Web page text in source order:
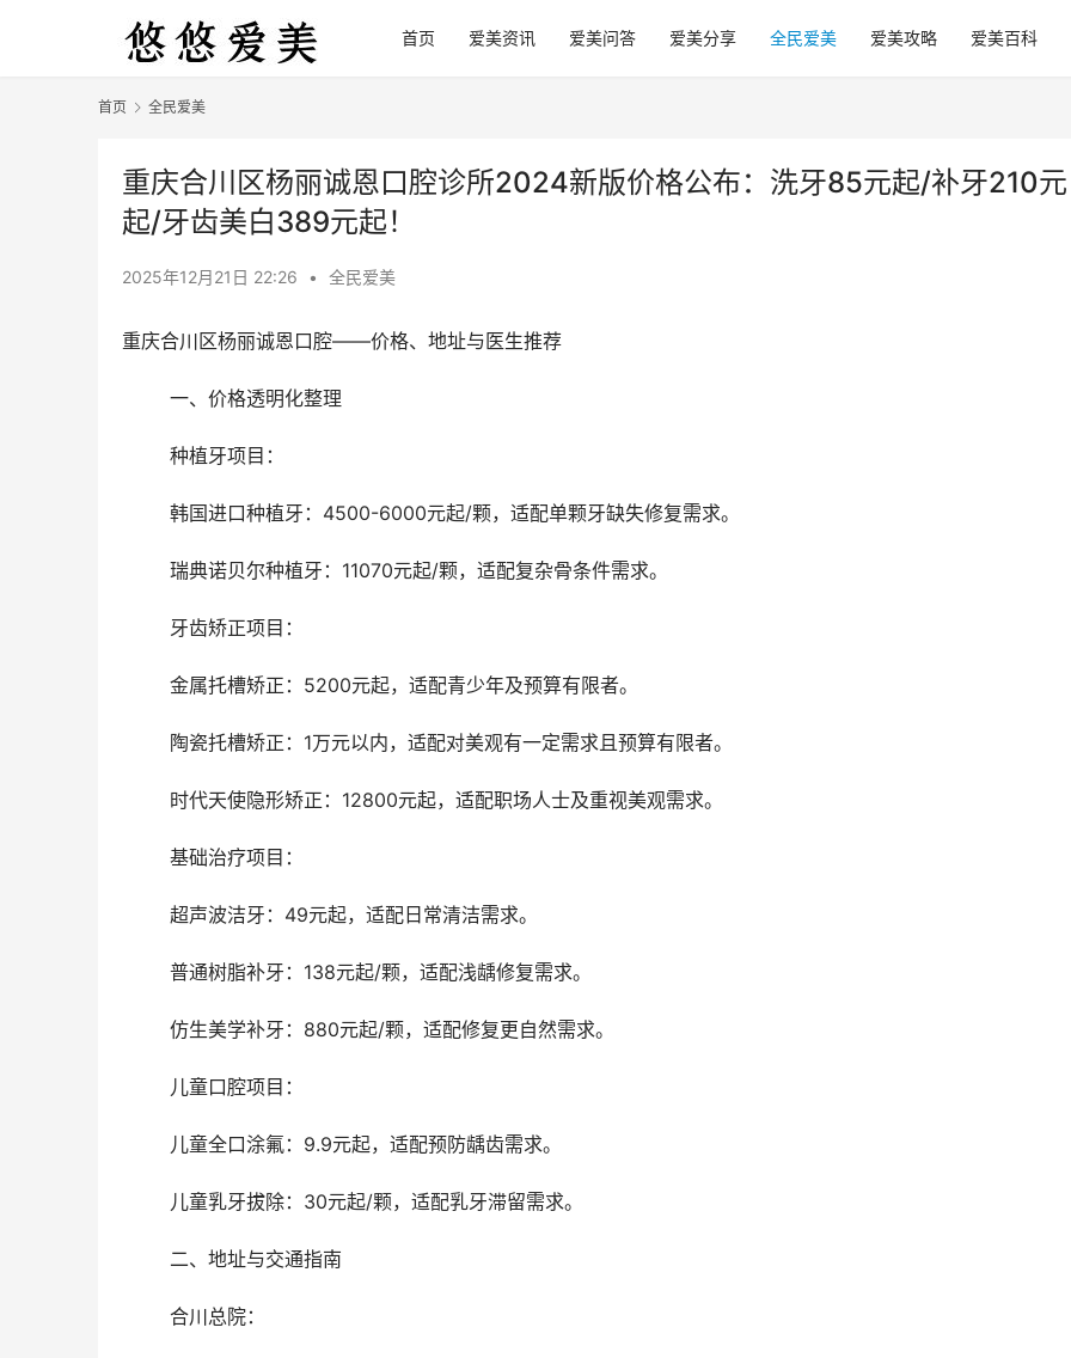
首页 爱美资讯 爱美问答 爱美分享 全民爱美 爱美攻略 爱美百科
首页 全民爱美
重庆合川区杨丽诚恩口腔诊所2024新版价格公布：洗牙85元起/补牙210元
起/牙齿美白389元起！
2025年12月21日 22:26 • 全民爱美
重庆合川区杨丽诚恩口腔——价格、地址与医生推荐
	一、价格透明化整理
	种植牙项目：
	韩国进口种植牙：4500-6000元起/颗，适配单颗牙缺失修复需求。
	瑞典诺贝尔种植牙：11070元起/颗，适配复杂骨条件需求。
	牙齿矫正项目：
	金属托槽矫正：5200元起，适配青少年及预算有限者。
	陶瓷托槽矫正：1万元以内，适配对美观有一定需求且预算有限者。
	时代天使隐形矫正：12800元起，适配职场人士及重视美观需求。
	基础治疗项目：
	超声波洁牙：49元起，适配日常清洁需求。
	普通树脂补牙：138元起/颗，适配浅龋修复需求。
	仿生美学补牙：880元起/颗，适配修复更自然需求。
	儿童口腔项目：
	儿童全口涂氟：9.9元起，适配预防龋齿需求。
	儿童乳牙拔除：30元起/颗，适配乳牙滞留需求。
	二、地址与交通指南
	合川总院：